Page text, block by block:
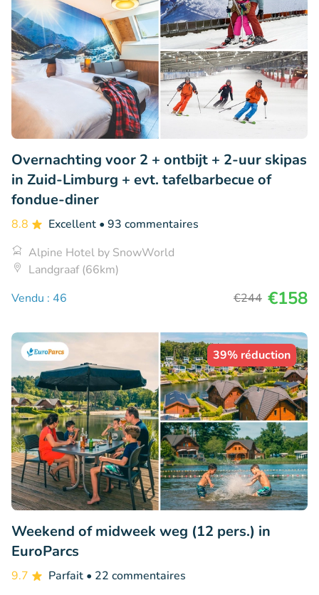
Overnachting voor 2 + ontbijt + 2-uur skipas
in Zuid-Limburg + evt. tafelbarbecue of
fondue-diner
8.8 Excellent • 93 commentaires
Alpine Hotel by SnowWorld
Landgraaf (66km)
Vendu : 46
€244 €158
39% réduction
Weekend of midweek weg (12 pers.) in
EuroParcs
9.7 Parfait • 22 commentaires